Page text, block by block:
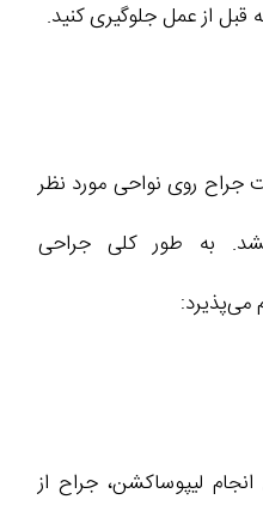
از عمل جلوگیری کنید.
جراح روی نواحی مورد نظر
به طور کلی جراحی
می‌پذیرد:
لیپوساکشن، جراح از